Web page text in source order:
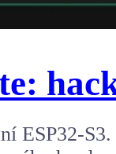
ESP32-